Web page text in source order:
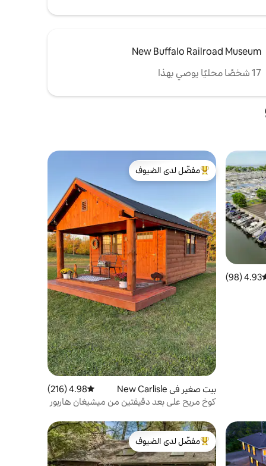
New Buffalo Railroad Museum
17 شخصًا محليًا يوصي بهذا
التقييم 4.93 من 5، 98 مراجعات
4.93 (98)
من أبرز البيوت المفضّلة لدى الضيوف
مفضّل لدى الضيوف
بيت صغير في New Carlisle متوسط التقييم 4.98 من 5، 216 مراجعات
4.98 (216)
كوخ مريح على بعد دقيقتين من ميشيغان هاربور
من أبرز البيوت المفضّلة لدى الضيوف
مفضّل لدى الضيوف